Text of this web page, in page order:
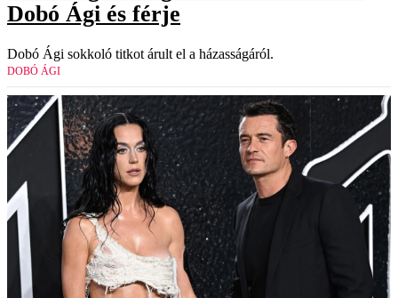
Dobó Ági és férje
Dobó Ági sokkoló titkot árult el a házasságáról.
DOBÓ ÁGI